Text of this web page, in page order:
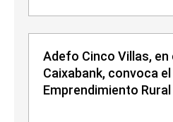
Adefo Cinco Villas,
Caixabank, convoca
Emprendimiento